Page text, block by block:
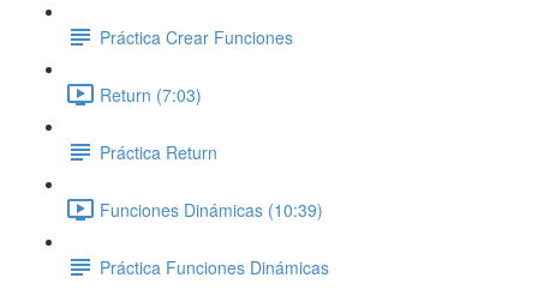
Práctica Crear Funciones
Return (7:03)
Práctica Return
Funciones Dinámicas (10:39)
Práctica Funciones Dinámicas